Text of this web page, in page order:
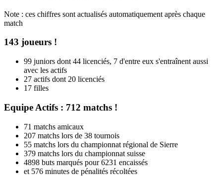
Note : ces chiffres sont actualisés automatiquement après chaque
match
143 joueurs !
99 juniors dont 44 licenciés, 7 d'entre eux s'entraînent aussi
avec les actifs
27 actifs dont 20 licenciés
17 filles
Equipe Actifs : 712 matchs !
71 matchs amicaux
207 matchs lors de 38 tournois
55 matchs lors du championnat régional de Sierre
379 matchs lors du championnat suisse
4898 buts marqués pour 6231 encaissés
et 576 minutes de pénalités récoltées